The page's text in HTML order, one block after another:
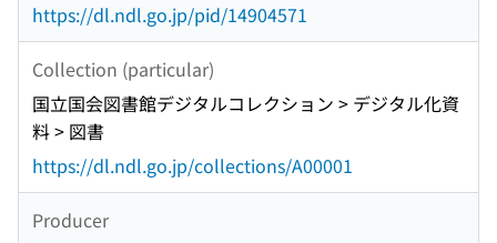
https://dl.ndl.go.jp/pid/14904571
Collection (particular)
国立国会図書館デジタルコレクション > デジタル化資
料 > 図書
https://dl.ndl.go.jp/collections/A00001
Producer